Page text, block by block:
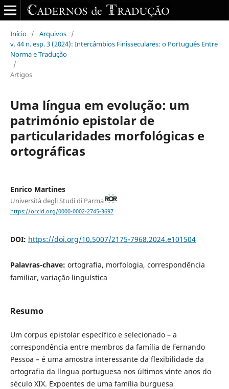
Início / Arquivos /
v. 44 n. esp. 3 (2024): Intercâmbios Finisseculares: o Português Entre
Norma e Tradução
/
Artigos
Uma língua em evolução: um
património epistolar de
particularidades morfológicas e
ortográficas
Enrico Martines
Università degli Studi di Parma
https://orcid.org/0000-0002-2745-3697
DOI: https://doi.org/10.5007/2175-7968.2024.e101504
Palavras-chave: ortografia, morfologia, correspondência
familiar, variação linguística
Resumo
Um corpus epistolar específico e selecionado – a
correspondência entre membros da família de Fernando
Pessoa – é uma amostra interessante da flexibilidade da
ortografia da língua portuguesa nos últimos vinte anos do
século XIX. Expoentes de uma família burguesa